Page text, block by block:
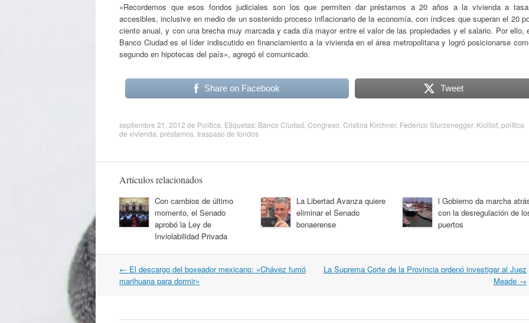
«Recordemos que esos fondos judiciales son los que permiten dar préstamos a 20 años a la vivienda a
accesibles, inclusive en medio de un sostenido proceso inflacionario de la economía, con índices que superan el 20
ciento anual, y con una brecha muy marcada y cada día mayor entre el valor de las propiedades y el salario. Por ello,
Banco Ciudad es el líder indiscutido en financiamiento a la vivienda en el área metropolitana y logró posicionarse
segundo en hipotecas del país», agregó el comunicado.
Share on Facebook Tweet
septiembre 21, 2012 de Política . Etiquetas: Banco Ciudad Congreso Cristina Kirchner, Federico Sturzenegger, Kicillof política
de vivienda préstamos traspaso de fondos
Artículos relacionados
Con cambios de último
momento, el Senado
aprobó la Ley de
Inviolabilidad Privada
La Libertad Avanza quiere
eliminar el Senado
bonaerense
l Gobierno da marcha
con la desregulación de
puertos
Navegación
por
← El descargo del boxeador mexicano: «Chávez fumó
marihuana para dormir»
La Suprema Corte de la Provincia ordenó investigar al Juez
Meade →